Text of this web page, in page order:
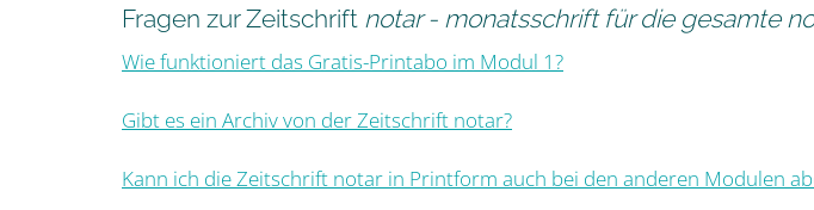
Fragen zur Zeitschrift notar - monatsschrift für die gesamte
Wie funktioniert das Gratis-Printabo im Modul 1?
Gibt es ein Archiv von der Zeitschrift notar?
Kann ich die Zeitschrift notar in Printform auch bei den anderen Modulen